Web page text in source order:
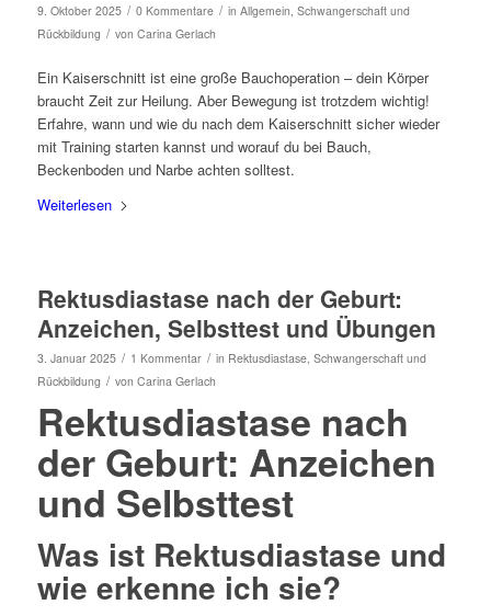
9. Oktober 2025 / 0 Kommentare / in Allgemein, Schwangerschaft und
Rückbildung / von Carina Gerlach
Ein Kaiserschnitt ist eine große Bauchoperation – dein Körper
braucht Zeit zur Heilung. Aber Bewegung ist trotzdem wichtig!
Erfahre, wann und wie du nach dem Kaiserschnitt sicher wieder
mit Training starten kannst und worauf du bei Bauch,
Beckenboden und Narbe achten solltest.
Weiterlesen
Rektusdiastase nach der Geburt:
Anzeichen, Selbsttest und Übungen
3. Januar 2025 / 1 Kommentar / in Rektusdiastase, Schwangerschaft und
Rückbildung / von Carina Gerlach
Rektusdiastase nach
der Geburt: Anzeichen
und Selbsttest
Was ist Rektusdiastase und
wie erkenne ich sie?